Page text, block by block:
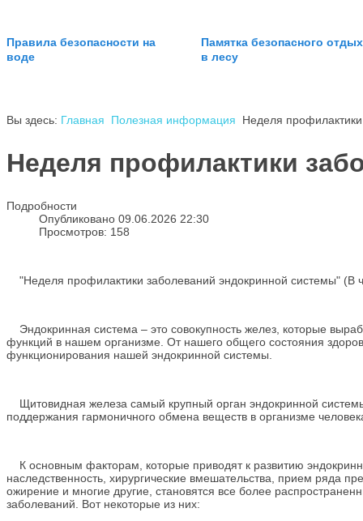
Правила безопасности на
воде
Памятка безопасного
в лесу
Вы здесь: Главная Полезная информация Неделя
Неделя профилактики
Подробности
Опубликовано 09.06.2026 22:30
Просмотров: 158
"Неделя профилактики заболеваний эндокринной системы" (В
Эндокринная система – это совокупность желез, которые
функций в нашем организме. От нашего общего состояния
функционирования нашей эндокринной системы.
Щитовидная железа самый крупный орган эндокринной
поддержания гармоничного обмена веществ в организме
К основным факторам, которые приводят к развитию
наследственность, хирургические вмешательства, прием ряда
ожирение и многие другие, становятся все более
заболеваний. Вот некоторые из них: